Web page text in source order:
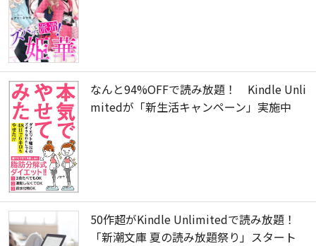
なんと94%OFFで読み放題！ Kindle Unli
mitedが「新生活キャンペーン」実施中
50作超がKindle Unlimitedで読み放題！
「新潮文庫 夏の読み放題祭り」スタート